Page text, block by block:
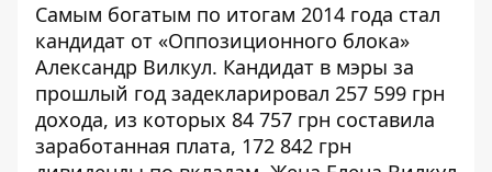
Самым богатым по итогам 2014 года стал
кандидат от «Оппозиционного блока»
Александр Вилкул. Кандидат в мэры за
прошлый год задекларировал 257 599 грн
дохода, из которых 84 757 грн составила
заработанная плата, 172 842 грн